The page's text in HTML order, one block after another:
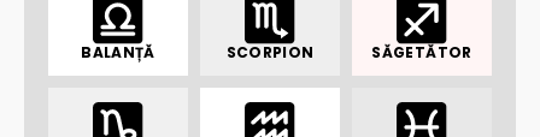
BALANȚĂ SCORPION SĂGETĂTOR